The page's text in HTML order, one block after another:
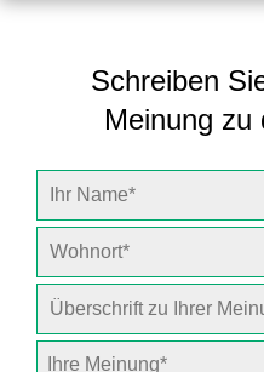
Schreiben
Meinung zu